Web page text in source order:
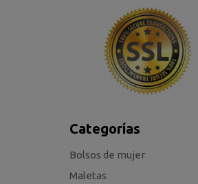
Categorías
Bolsos de mujer
Maletas